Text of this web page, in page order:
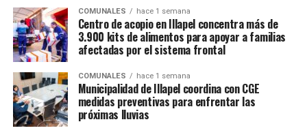
COMUNALES hace 1 semana
Centro de acopio en Illapel concentra más de
3.900 kits de alimentos para apoyar a familias
afectadas por el sistema frontal
COMUNALES hace 1 semana
Municipalidad de Illapel coordina con CGE
medidas preventivas para enfrentar las
próximas lluvias